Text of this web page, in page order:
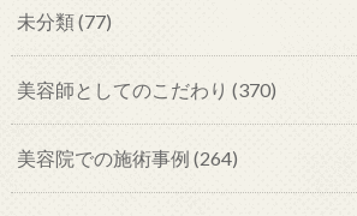
未分類(77)
美容師としてのこだわり (370)
美容院での施術事例 (264)